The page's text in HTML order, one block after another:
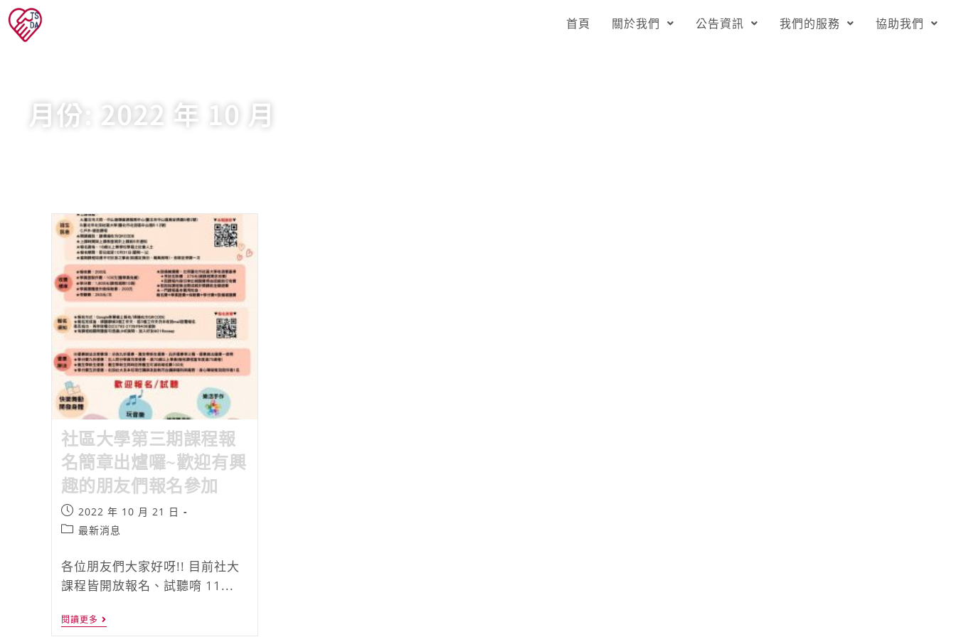
首頁 關於我們 公告資訊 我們的服務 協助我們
月份: 2022 年 10 月
社區大學第三期課程報
名簡章出爐囉~歡迎有興
趣的朋友們報名參加
2022 年 10 月 21 日
最新消息
各位朋友們大家好呀!! 目前社大
課程皆開放報名、試聽唷 11...
閱讀更多